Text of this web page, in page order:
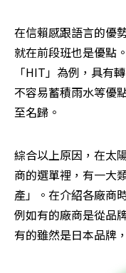
在信賴感跟語言的優
就在前段班也是優點
「HIT」為例，具有
不容易蓄積雨水等優
至名歸。
綜合以上原因，在太
商的選單裡，有一大
產」。在介紹各廠商
例如有的廠商是從品
有的雖然是日本品牌